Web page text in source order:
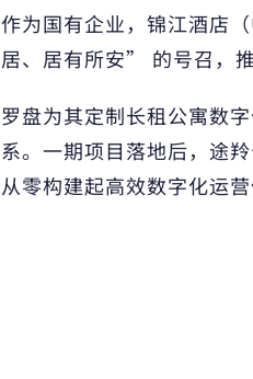
作为国有企业，锦江酒店
居、居有所安” 的号召，
罗盘为其定制长租公寓数
系。一期项目落地后，途
从零构建起高效数字化运